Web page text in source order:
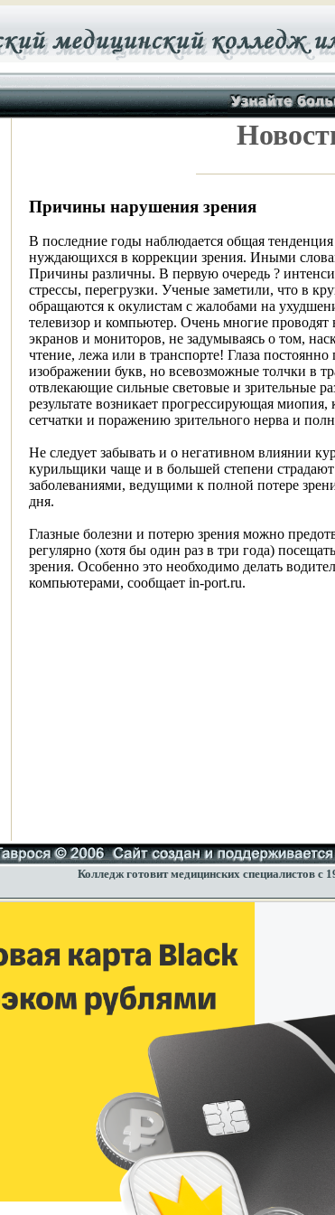
Причины нарушения зрения
В последние годы наблюдается общая
нуждающихся в коррекции зрения. Иными
Причины различны. В первую очередь ?
стрессы, перегрузки. Ученые заметили, что в
обращаются к окулистам с жалобами на
телевизор и компьютер. Очень многие проводят
экранов и мониторов, не задумываясь о том,
чтение, лежа или в транспорте! Глаза
изображении букв, но всевозможные толчки в
отвлекающие сильные световые и зрительные
результате возникает прогрессирующая
сетчатки и поражению зрительного нерва и
Не следует забывать и о негативном влиянии
курильщики чаще и в большей степени
заболеваниями, ведущими к полной потере
дня.
Глазные болезни и потерю зрения можно
регулярно (хотя бы один раз в три года)
зрения. Особенно это необходимо делать
компьютерами, сообщает in-port.ru.
Колледж готовит медицинских специалистов с